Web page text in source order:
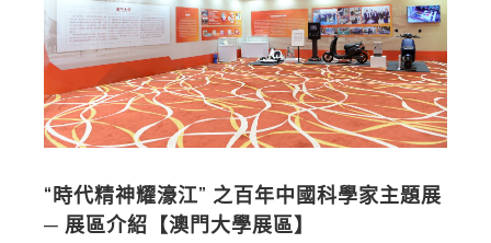
“時代精神耀濠江” 之百年中國科學家主題展
─ 展區介紹【澳門大學展區】